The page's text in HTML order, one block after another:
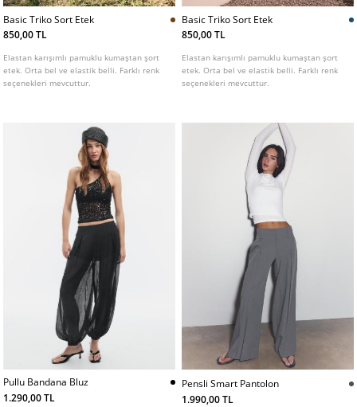
Basic Triko Sort Etek
850,00 TL
Elastan karışımlı pamuklu kumaştan şort
etek. Orta bel ve elastik belli. Farklı renk
seçenekleri mevcuttur.
Basic Triko Sort Etek
850,00 TL
Elastan karışımlı pamuklu kumaştan şort
etek. Orta bel ve elastik belli. Farklı renk
seçenekleri mevcuttur.
Pullu Bandana Bluz
1.290,00 TL
Pensli Smart Pantolon
1.990,00 TL